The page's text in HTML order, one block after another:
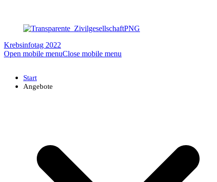
Krebsinfotag 2022
Open mobile menuClose mobile menu
Start
Angebote